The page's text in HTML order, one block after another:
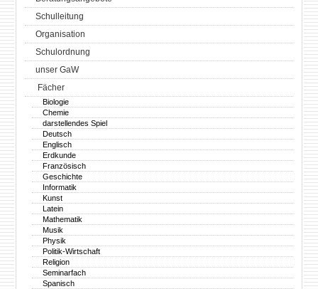
Schulleitung
Organisation
Schulordnung
unser GaW
Fächer
Biologie
Chemie
darstellendes Spiel
Deutsch
Englisch
Erdkunde
Französisch
Geschichte
Informatik
Kunst
Latein
Mathematik
Musik
Physik
Politik-Wirtschaft
Religion
Seminarfach
Spanisch